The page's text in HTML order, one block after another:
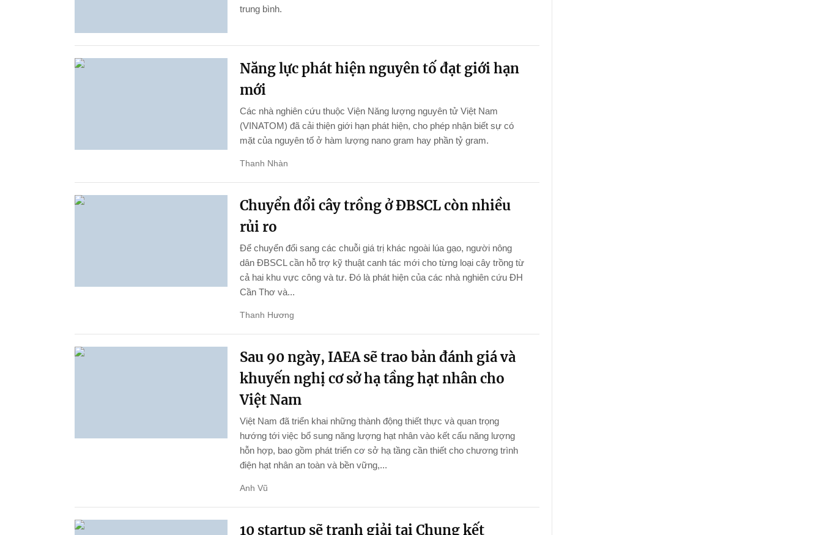
trung bình.
Năng lực phát hiện nguyên tố đạt giới hạn
mới
Các nhà nghiên cứu thuộc Viện Năng lượng nguyên tử Việt Nam
(VINATOM) đã cải thiện giới hạn phát hiện, cho phép nhận biết sự có
mặt của nguyên tố ở hàm lượng nano gram hay phần tỷ gram.
Thanh Nhàn
Chuyển đổi cây trồng ở ĐBSCL còn nhiều
rủi ro
Để chuyển đổi sang các chuỗi giá trị khác ngoài lúa gạo, người nông
dân ĐBSCL cần hỗ trợ kỹ thuật canh tác mới cho từng loại cây trồng từ
cả hai khu vực công và tư. Đó là phát hiện của các nhà nghiên cứu ĐH
Cần Thơ và...
Thanh Hương
Sau 90 ngày, IAEA sẽ trao bản đánh giá và
khuyến nghị cơ sở hạ tầng hạt nhân cho
Việt Nam
Việt Nam đã triển khai những thành động thiết thực và quan trọng
hướng tới việc bổ sung năng lượng hạt nhân vào kết cấu năng lượng
hỗn hợp, bao gồm phát triển cơ sở hạ tầng cần thiết cho chương trình
điện hạt nhân an toàn và bền vững,...
Anh Vũ
10 startup sẽ tranh giải tại Chung kết